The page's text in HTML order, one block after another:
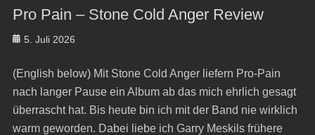
Pro Pain – Stone Cold Anger Review
Posted
5. Juli 2026
(English below) Mit Stone Cold Anger liefern Pro-Pain
nach langer Pause ein Album ab das mich ehrlich gesagt
überrascht hat. Bis heute bin ich mit der Band nie wirklich
warm geworden. Dabei liebe ich Garry Meskils frühere